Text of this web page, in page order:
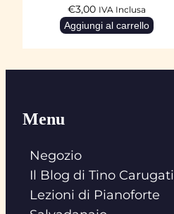
€3,00 IVA Inclusa
Aggiungi al carrello
Menu
Negozio
Il Blog di Tino Carugati
Lezioni di Pianoforte